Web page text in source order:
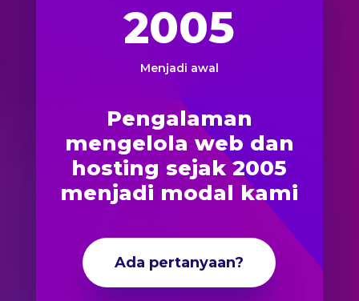
2005
Menjadi awal
Pengalaman
mengelola web dan
hosting sejak 2005
menjadi modal kami
Ada pertanyaan?